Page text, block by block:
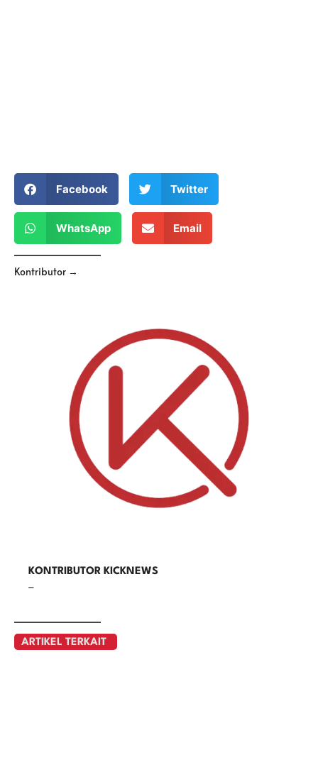
Facebook Twitter
WhatsApp Email
Kontributor →
KONTRIBUTOR KICKNEWS
–
ARTIKEL TERKAIT